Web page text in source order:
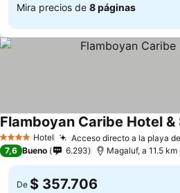
Mira precios de 8 páginas
4 EstrellasHotel Acceso directo a la playa
Flamboyan Caribe Hotel &
7,6 Bueno 6.293 Magaluf, a 11.5 km
De $ 357.706